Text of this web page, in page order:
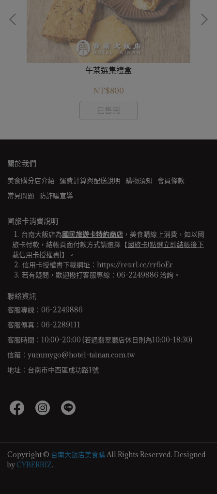
午茶選集禮盒
NT$800
已售完
關於我們
美食購分店介紹 運費計算與配送說明 購物須知
會員條款
常見問題
防詐騙宣導
國旅卡消費說明
台南大飯店為國民旅遊卡特約商店 ，美食購線上消費，如以國
旅卡付款，結帳頁面付款方式請選擇【國旅卡(點選立即結帳後下
載信用卡授權書)】。
信用卡授權書下載網址：https://reurl.cc/rr6oEr
若有疑問，歡迎撥打客服專線：06-2249886 洽詢。
聯絡資訊
客服專線：06-2249886
客服傳真：06-2289111
客服時間：10:00-20:00 (若遇翡翠廳店休日則為10:00-18:30)
信箱：yummygo@hotel-tainan.com.tw
地址：台南市中西區成功路1號
Copyright © 台南大飯店美食購All Rights Reserved. Designed
byCYBERBIZ.